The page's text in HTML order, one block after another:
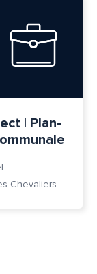
| Plan-
Salle Communale, Route des Chevaliers-de-Malte 7, 1228 Plan-les-Ouates